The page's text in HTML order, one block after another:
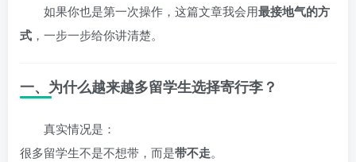
如果你也是第一次操作，这篇文章我会用最接地气的方
式 ，一步一步给你讲清楚。
一、为什么越来越多留学生选择寄行李？
真实情况是：
很多留学生不是不想带，而是带不走。